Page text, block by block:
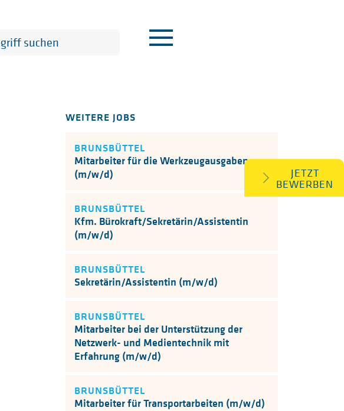
WEITERE JOBS
BRUNSBÜTTEL
Mitarbeiter für die Werkzeugausgaben
(m/w/d)
BRUNSBÜTTEL
Kfm. Bürokraft/Sekretärin/Assistentin
(m/w/d)
BRUNSBÜTTEL
Sekretärin/Assistentin (m/w/d)
BRUNSBÜTTEL
Mitarbeiter bei der Unterstützung der
Netzwerk- und Medientechnik mit
Erfahrung (m/w/d)
BRUNSBÜTTEL
Mitarbeiter für Transportarbeiten (m/w/d)
JETZT
BEWERBEN